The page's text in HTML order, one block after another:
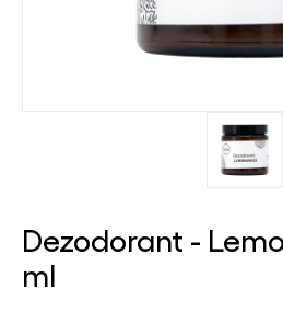
Dezodorant -
ml